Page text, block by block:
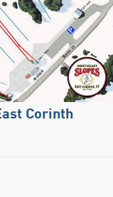
Corinth